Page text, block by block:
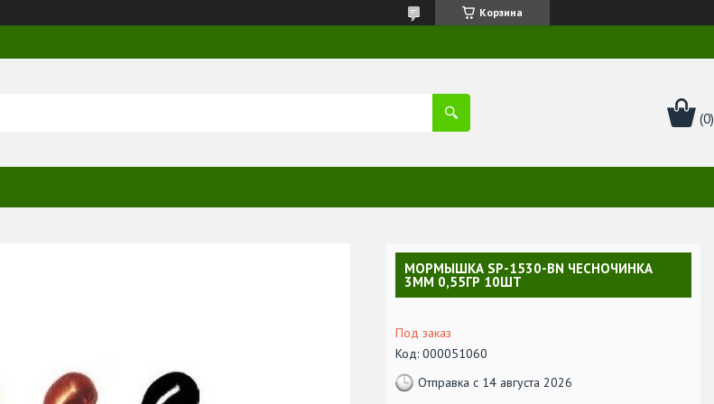
Корзина
МОРМЫШКА SP-1530-BN ЧЕСНОЧИНКА
3ММ 0,55ГР 10ШТ
Под заказ
Код: 000051060
Отправка с 14 августа 2026